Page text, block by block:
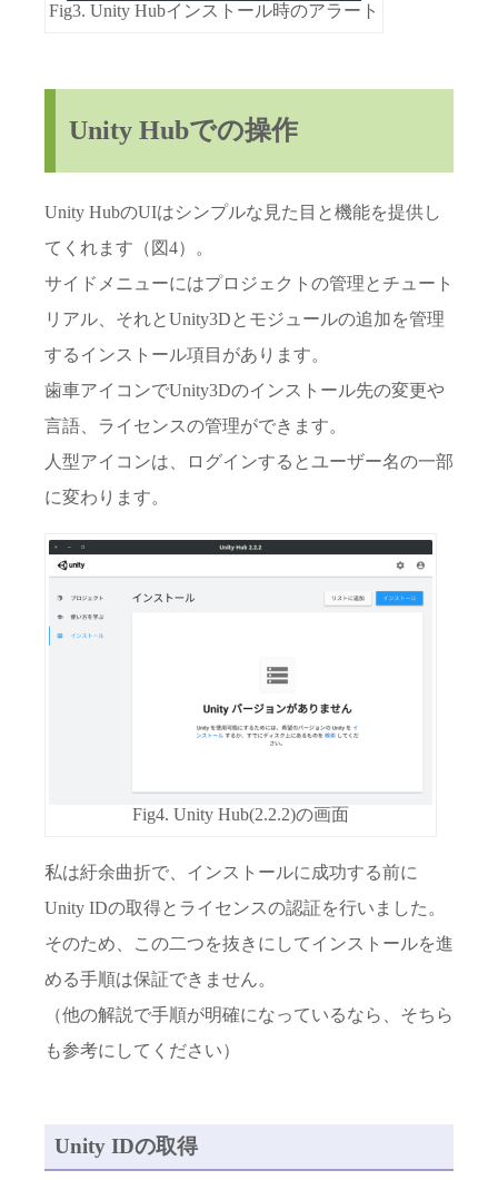
Fig3. Unity Hubインストール時のアラート
Unity Hubでの操作
Unity HubのUIはシンプルな見た目と機能を提供し
てくれます（図4）。
サイドメニューにはプロジェクトの管理とチュート
リアル、それとUnity3Dとモジュールの追加を管理
するインストール項目があります。
歯車アイコンでUnity3Dのインストール先の変更や
言語、ライセンスの管理ができます。
人型アイコンは、ログインするとユーザー名の一部
に変わります。
Fig4. Unity Hub(2.2.2)の画面
私は紆余曲折で、インストールに成功する前に
Unity IDの取得とライセンスの認証を行いました。
そのため、この二つを抜きにしてインストールを進
める手順は保証できません。
（他の解説で手順が明確になっているなら、そちら
も参考にしてください）
Unity IDの取得